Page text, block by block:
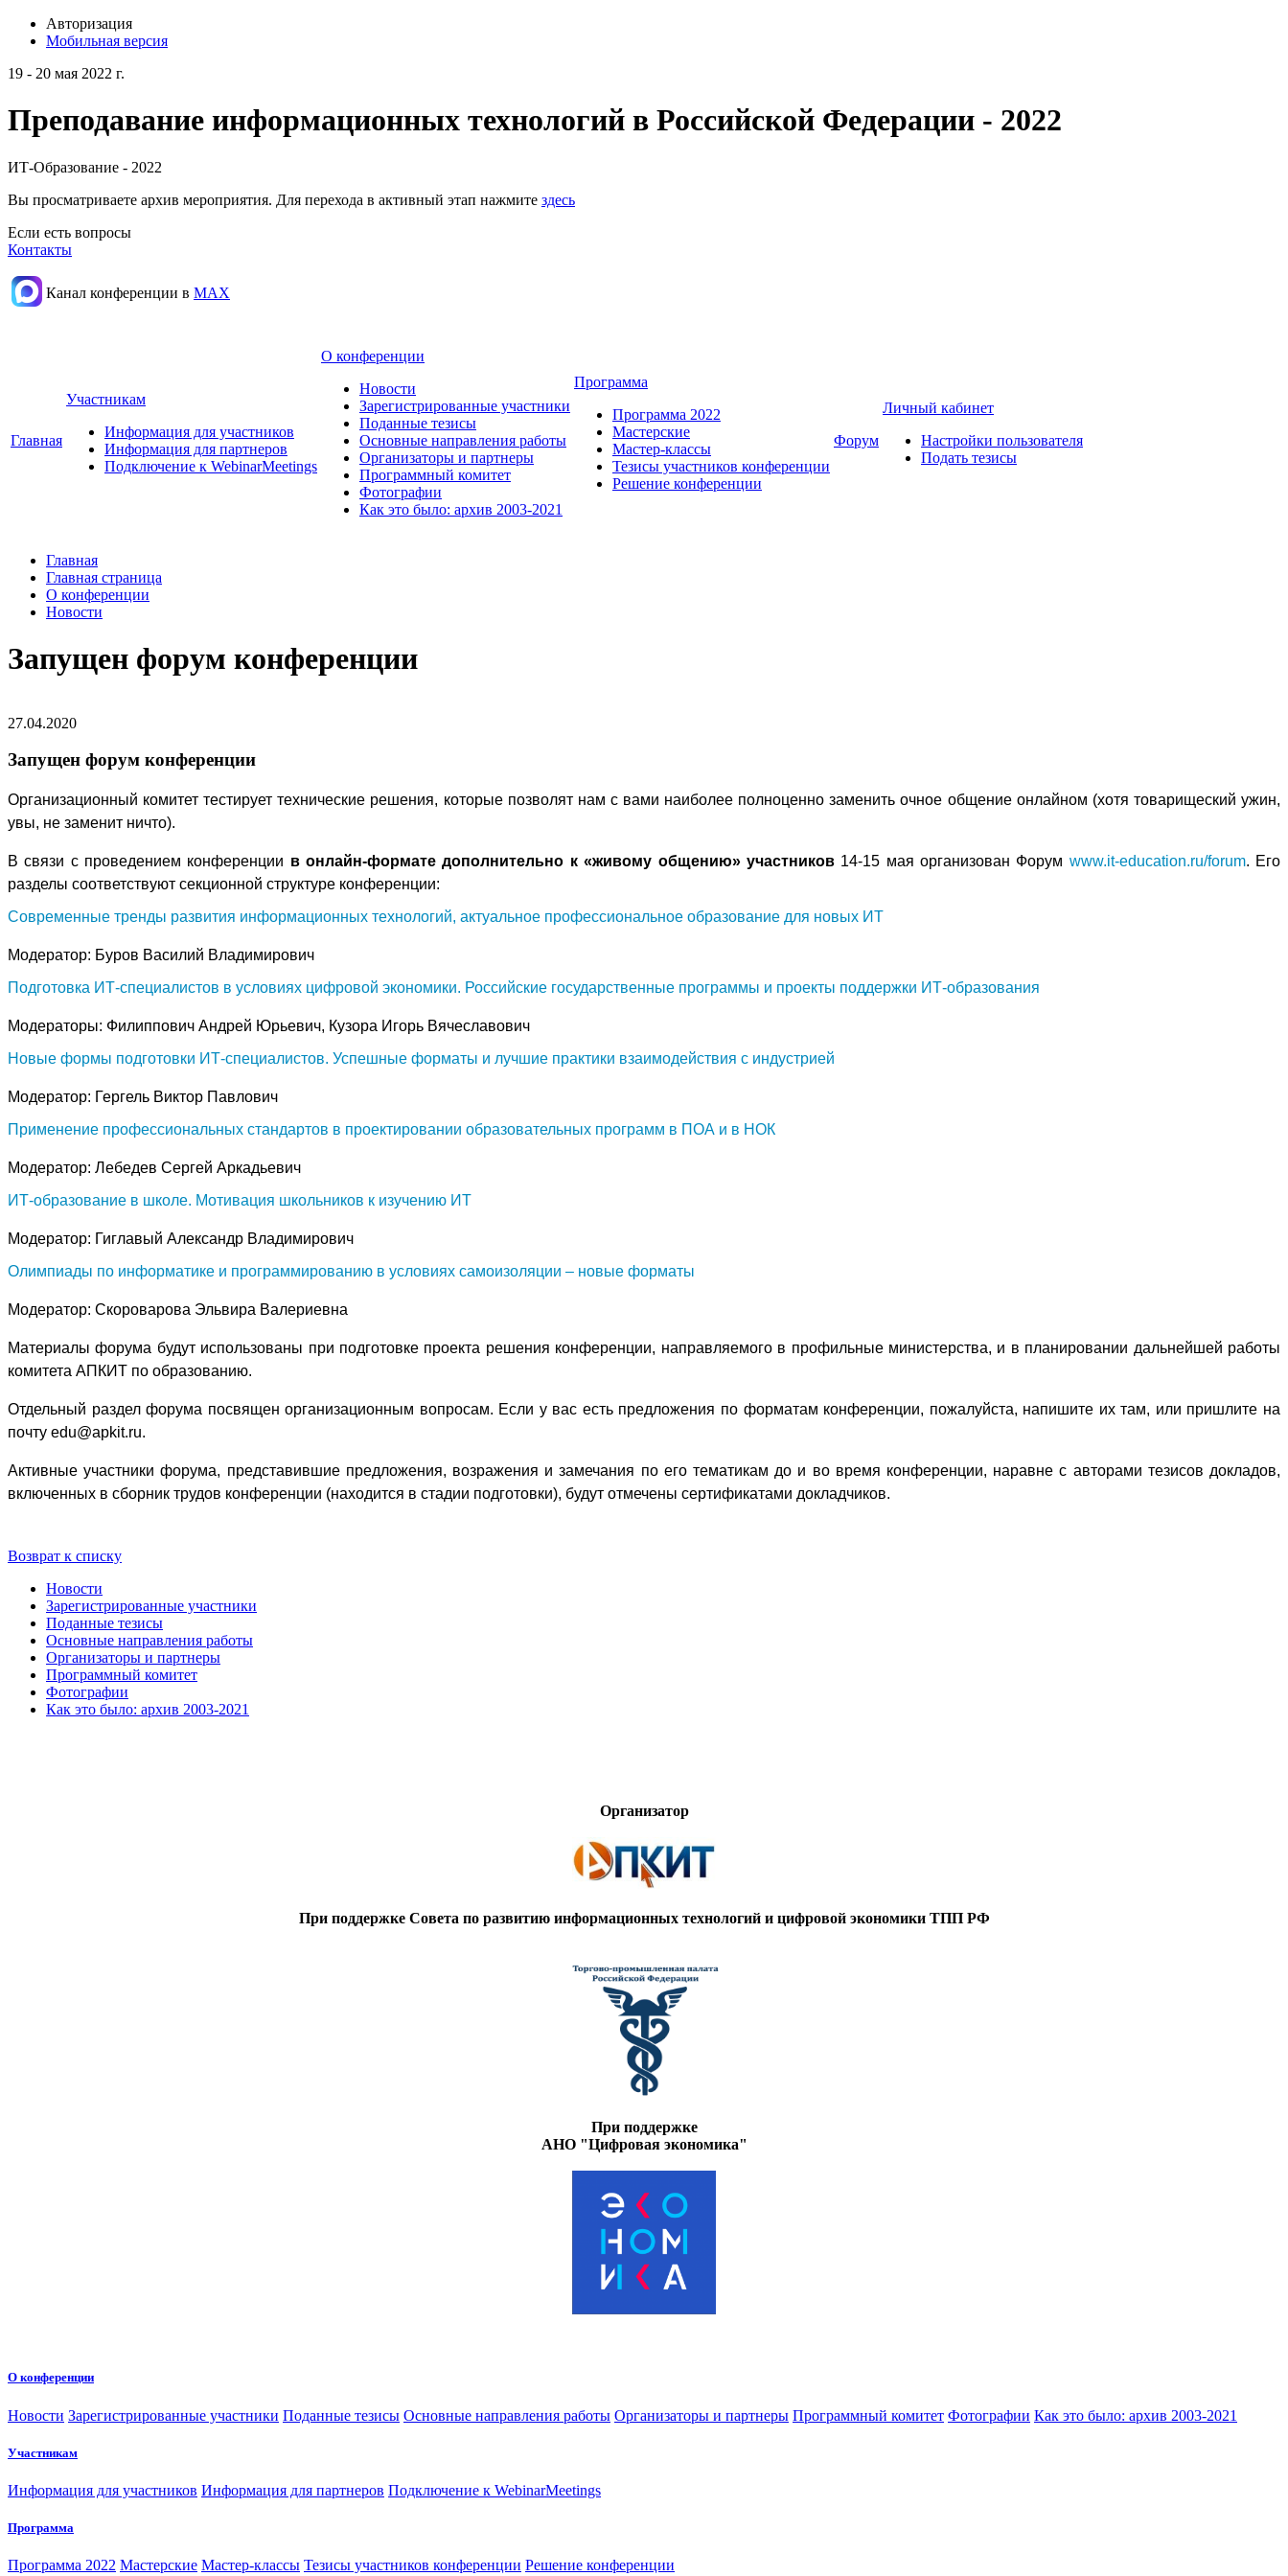
Авторизация
Мобильная версия
19 - 20 мая 2022 г.
Преподавание информационных технологий в Российской Федерации - 2022
ИТ-Образование - 2022
Вы просматриваете архив мероприятия. Для перехода в активный этап нажмите здесь
Если есть вопросы
Контакты
Канал конференции в МАХ
Главная
Участникам
Информация для участников
Информация для партнеров
Подключение к WebinarMeetings
О конференции
Новости
Зарегистрированные участники
Поданные тезисы
Основные направления работы
Организаторы и партнеры
Программный комитет
Фотографии
Как это было: архив 2003-2021
Программа
Программа 2022
Мастерские
Мастер-классы
Тезисы участников конференции
Решение конференции
Форум
Личный кабинет
Настройки пользователя
Подать тезисы
Главная
Главная страница
О конференции
Новости
Запущен форум конференции
27.04.2020
Запущен форум конференции
Организационный комитет тестирует технические решения, которые позволят нам с вами наиболее полноценно заменить очное общение онлайном (хотя товарищеский ужин,
увы, не заменит ничто).
В связи с проведением конференции в онлайн-формате дополнительно к «живому общению» участников 14-15 мая организован Форум www.it-education.ru/forum. Его
разделы соответствуют секционной структуре конференции:
Современные тренды развития информационных технологий, актуальное профессиональное образование для новых ИТ
Модератор: Буров Василий Владимирович
Подготовка ИТ-специалистов в условиях цифровой экономики. Российские государственные программы и проекты поддержки ИТ-образования
Модераторы: Филиппович Андрей Юрьевич, Кузора Игорь Вячеславович
Новые формы подготовки ИТ-специалистов. Успешные форматы и лучшие практики взаимодействия с индустрией
Модератор: Гергель Виктор Павлович
Применение профессиональных стандартов в проектировании образовательных программ в ПОА и в НОК
Модератор: Лебедев Сергей Аркадьевич
ИТ-образование в школе. Мотивация школьников к изучению ИТ
Модератор: Гиглавый Александр Владимирович
Олимпиады по информатике и программированию в условиях самоизоляции – новые форматы
Модератор: Скороварова Эльвира Валериевна
Материалы форума будут использованы при подготовке проекта решения конференции, направляемого в профильные министерства, и в планировании дальнейшей работы
комитета АПКИТ по образованию.
Отдельный раздел форума посвящен организационным вопросам. Если у вас есть предложения по форматам конференции, пожалуйста, напишите их там, или пришлите на
почту edu@apkit.ru.
Активные участники форума, представившие предложения, возражения и замечания по его тематикам до и во время конференции, наравне с авторами тезисов докладов,
включенных в сборник трудов конференции (находится в стадии подготовки), будут отмечены сертификатами докладчиков.
Возврат к списку
Новости
Зарегистрированные участники
Поданные тезисы
Основные направления работы
Организаторы и партнеры
Программный комитет
Фотографии
Как это было: архив 2003-2021
Организатор
При поддержке Совета по развитию информационных технологий и цифровой экономики ТПП РФ
При поддержке
АНО "Цифровая экономика"
О конференции
Новости Зарегистрированные участники Поданные тезисы Основные направления работы Организаторы и партнеры Программный комитет Фотографии Как это было: архив 2003-2021
Участникам
Информация для участников Информация для партнеров Подключение к WebinarMeetings
Программа
Программа 2022 Мастерские Мастер-классы Тезисы участников конференции Решение конференции